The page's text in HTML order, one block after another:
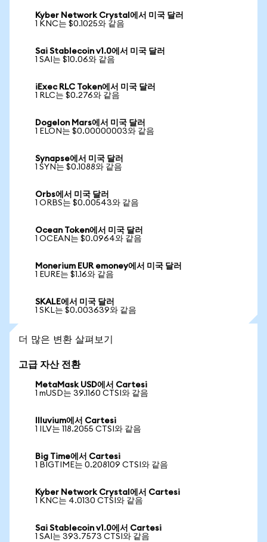
Kyber Network Crystal에서 미국 달러
1 KNC는 $0.1025와 같음
Sai Stablecoin v1.0에서 미국 달러
1 SAI는 $10.06와 같음
iExec RLC Token에서 미국 달러
1 RLC는 $0.276와 같음
Dogelon Mars에서 미국 달러
1 ELON는 $0.00000003와 같음
Synapse에서 미국 달러
1 SYN는 $0.1088와 같음
Orbs에서 미국 달러
1 ORBS는 $0.00543와 같음
Ocean Token에서 미국 달러
1 OCEAN는 $0.0964와 같음
Monerium EUR emoney에서 미국 달러
1 EURE는 $1.16와 같음
SKALE에서 미국 달러
1 SKL는 $0.003639와 같음
더 많은 변환 살펴보기
고급 자산 전환
MetaMask USD에서 Cartesi
1 mUSD는 39.1160 CTSI와 같음
Illuvium에서 Cartesi
1 ILV는 118.2055 CTSI와 같음
Big Time에서 Cartesi
1 BIGTIME는 0.208109 CTSI와 같음
Kyber Network Crystal에서 Cartesi
1 KNC는 4.0130 CTSI와 같음
Sai Stablecoin v1.0에서 Cartesi
1 SAI는 393.7573 CTSI와 같음